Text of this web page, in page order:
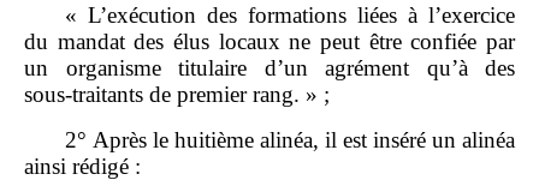
« L’exécution des formations liées à l’exercice
du mandat des élus locaux ne peut être confiée par
un organisme titulaire d’un agrément qu’à des
sous‑traitants de premier rang. » ;
2° Après le huitième alinéa, il est inséré un alinéa
ainsi rédigé :